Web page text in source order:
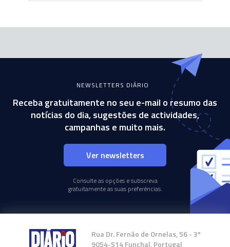
NEWSLETTERS DIÁRIO
Receba gratuitamente no seu e-mail o resumo das
notícias do dia, sugestões de actividades,
campanhas e muito mais.
Ver newsletters
Consulte as opções e subscreva
gratuitamente as suas preferências.
Rua Dr. Fernão de Ornelas, 56 - 3º
9054-514 Funchal, Portugal